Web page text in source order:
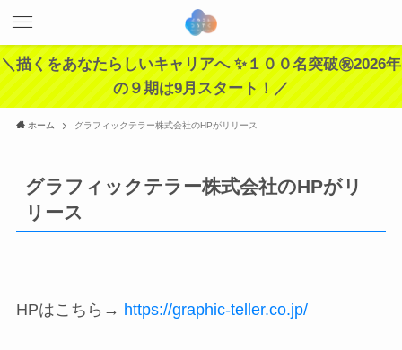
＼描くをあなたらしいキャリアへ ✨１００名突破㊗️2026年
の９期は9月スタート！／
ホーム グラフィックテラー株式会社のHPがリリース
グラフィックテラー株式会社のHPがリ
リース
HPはこちら→ https://graphic-teller.co.jp/